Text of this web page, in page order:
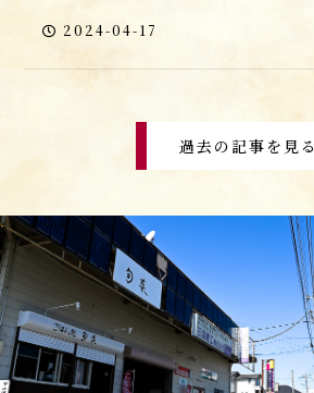
2024-04-17
過去の記事を見る